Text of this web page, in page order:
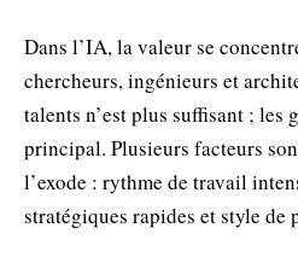
Dans l’IA, la valeur se
chercheurs, ingénieurs et
talents n’est plus suffisant ; les
principal. Plusieurs facteurs
l’exode : rythme de travail
stratégiques rapides et style de